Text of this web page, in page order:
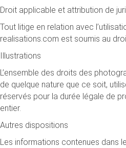
Droit applicable et attribution de
Tout litige en relation avec
realisations.com est soumis au
Illustrations
L’ensemble des droits des
de quelque nature que ce soit,
réservés pour la durée légale de
entier.
Autres dispositions
Les informations contenues dans